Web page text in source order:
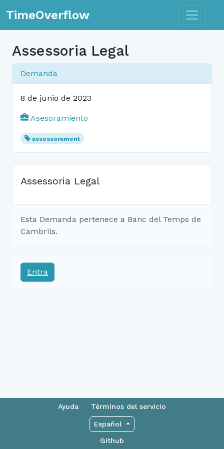
TimeOverflow Toggle
Assessoria Legal
Demanda
8 de junio de 2023
Asesoramiento
assessorament
Assessoria Legal
Esta Demanda pertenece a Banc del Temps de
Cambrils.
Entra
Ayuda Términos del servicio
Español
Github